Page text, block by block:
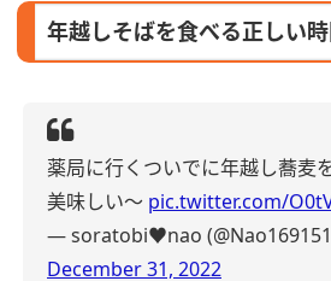
年越しそばを食べる正しい時
薬局に行くついでに年越し蕎麦
美味しい〜 pic.twitter.com/
— soratobi♥︎nao
December 31, 2022